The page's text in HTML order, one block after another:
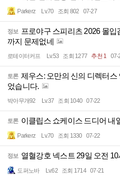
Parkerz Lv.70 조회 802 07-27
정보 프로야구 스피리츠 2026 몰입
까지 문제없네
로테이터커프 Lv.53 조회 1277 추천 1 07-
토론 제우스: 오만의 신의 디렉터스
었습니다.
박아무개92 Lv.37 조회 1040 07-22
토론 이클립스 쇼케이스 드디어 내
Parkerz Lv.70 조회 1330 07-22
정보 열혈강호 넥스트 29일 오전
도퍼노바 Lv.62 조회 1714 07-21